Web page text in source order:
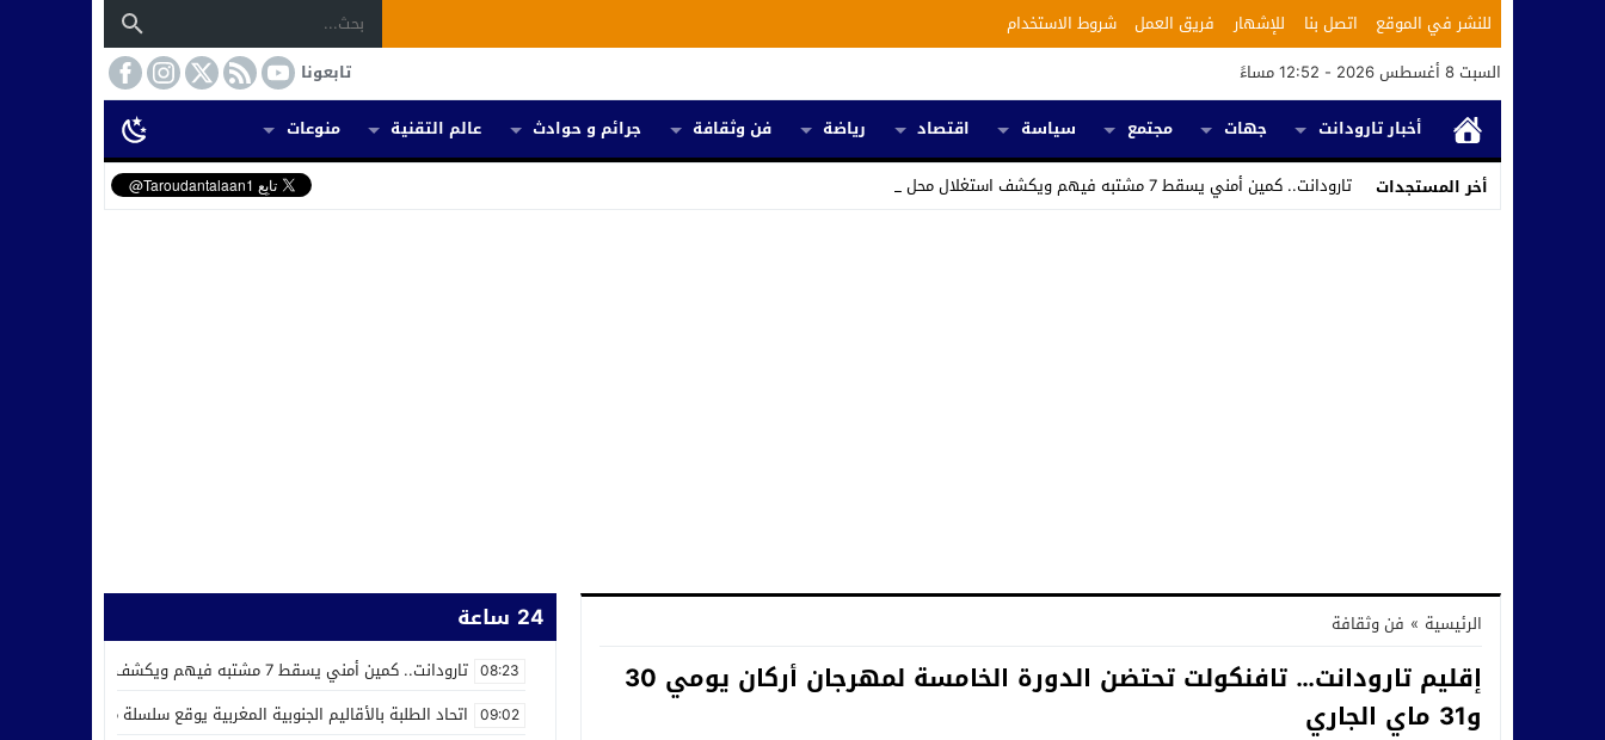
للنشر في الموقع اتصل بنا للإشهار فريق العمل
شروط الاستخدام
السبت 8 أغسطس 2026 - 12:52 مساءً
تابعونا
أخبار تارودانت
جهات مجتمع سياسة اقتصاد رياضة فن وثقافة جرائم و حوادث عالم التقنية
منوعات
أخر المستجدات
تارودانت.. كمين أمني يسقط 7 مشتبه فيهم ويكشف استغلال محل للحلاقة في تر_
الرئيسية » فن وثقافة
إقليم تارودانت… تافنكولت تحتضن الدورة الخامسة لمهرجان أركان يومي 30
و31 ماي الجاري
24 ساعة
08:23 تارودانت.. كمين أمني يسقط 7 مشتبه فيهم ويكشف استغلال محل للحلاقة في ترويج المخدرات
09:02 اتحاد الطلبة بالأقاليم الجنوبية المغربية يوقع سلسلة من اتفاقيات